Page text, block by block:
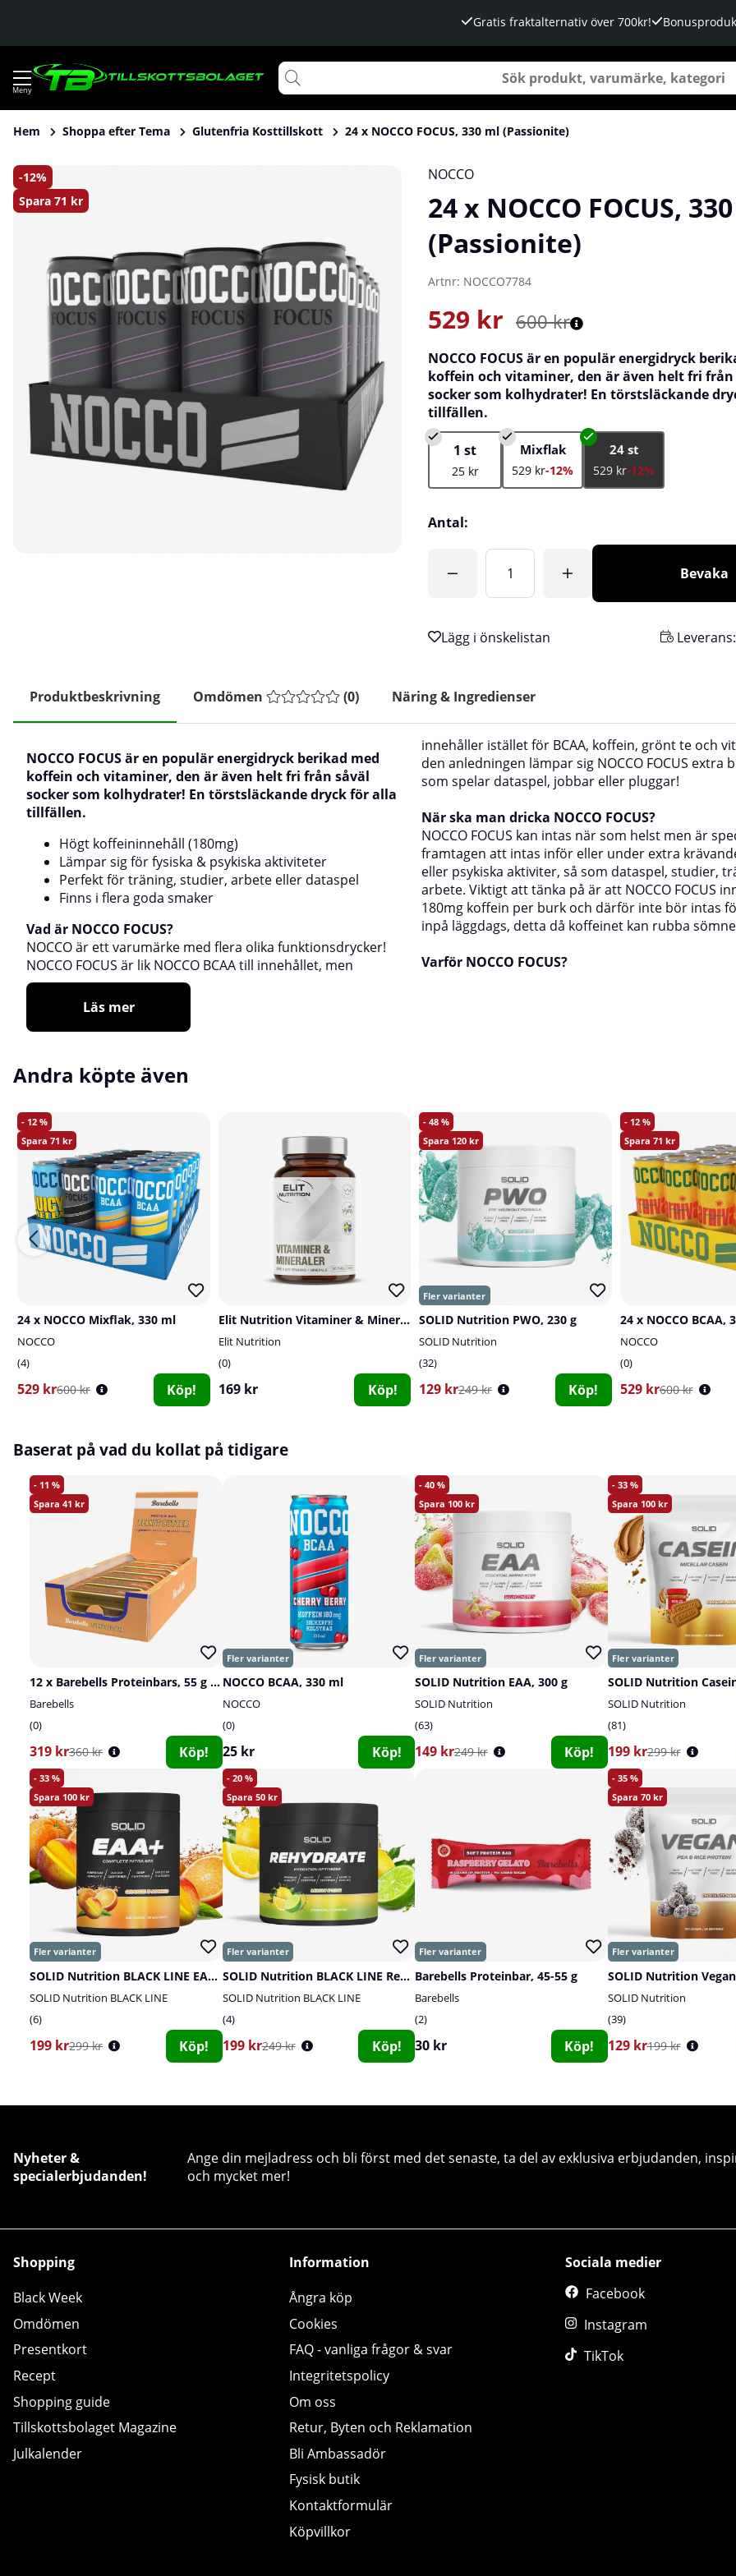
Gratis fraktalternativ över 700kr!
Hem Shoppa efter Tema Glutenfria Kosttillskott 24 x NOCCO FOCUS, 330 ml (Passionite)
12
Spara 71 kr
Produktbilder 24 x NOCCO FOCUS, 330 ml (Passionite) NOCCO
24 x NOCCO FOCUS,
(Passionite)
Artnr: NOCCO7784
600kr
529 kr
NOCCO FOCUS är en populär energidryck
koffein och vitaminer, den är även helt fri från
socker som kolhydrater! En törstsläckande
tillfällen.
1 st
25 kr
Mixflak
529 kr-12%
24 st
529 kr-12%
Antal:
Bevaka
Leverans:
Produktbeskrivning Omdömen (0) Näring & Ingredienser
NOCCO FOCUS är en populär energidryck berikad med
koffein och vitaminer, den är även helt fri från såväl
socker som kolhydrater! En törstsläckande dryck för alla
tillfällen.
Högt koffeininnehåll (180mg)
Lämpar sig för fysiska & psykiska aktiviteter
Perfekt för träning, studier, arbete eller dataspel
Finns i flera goda smaker
Vad är NOCCO FOCUS?
NOCCOär ett varumärke med flera olika funktionsdrycker!
NOCCO FOCUS är lik NOCCO BCAA till innehållet, men
innehåller istället för BCAA, koffein, grönt te och
den anledningen lämpar sig NOCCO FOCUS extra
som spelar dataspel, jobbar eller pluggar!
När ska man dricka NOCCO FOCUS?
NOCCO FOCUS kan intas när som helst men är
framtagen att intas inför eller under extra
eller psykiska aktiviter, så som dataspel, studier,
arbete. Viktigt att tänka på är att NOCCO FOCUS
180mg koffein per burk och därför inte bör intas
inpå läggdags, detta då koffeinet kan rubba
Varför NOCCO FOCUS?
Läs mer
Andra köpte även
12
71
24 x NOCCO Mixflak, 330 ml
NOCCO
4
529 kr600 kr Köp!
Elit Nutrition Vitaminer & Mineraler, 90 tabs
Elit Nutrition
0
169 kr Köp!
48
120
SOLID Nutrition PWO, 230 g
SOLID Nutrition
32
129 kr249 kr Köp!
12
71
NOCCO
0
529 kr600 kr
Baserat på vad du kollat på tidigare
11
41
12 x Barebells Proteinbars, 55 g (Peanut Butter)
Barebells
0
319 kr360 kr Köp!
NOCCO BCAA, 330 ml
NOCCO
0
25 kr Köp!
40
100
SOLID Nutrition EAA, 300 g
SOLID Nutrition
63
149 kr249 kr Köp!
33
100
SOLID Nutrition
SOLID Nutrition
81
199 kr299 kr
33
100
SOLID Nutrition BLACK LINE EAA+, 440 g
SOLID Nutrition BLACK LINE
6
199 kr299 kr Köp!
20
50
SOLID Nutrition BLACK LINE Rehydrate, 270 g
SOLID Nutrition BLACK LINE
4
199 kr249 kr Köp!
Barebells Proteinbar, 45-55 g
Barebells
2
30 kr Köp!
35
70
SOLID Nutrition
SOLID Nutrition
39
129 kr199 kr
Nyheter &
specialerbjudanden!
Ange din mejladress och bli först med det senaste, ta del av exklusiva erbjudanden,
och mycket mer!
Shopping
Black Week
Omdömen
Presentkort
Recept
Shopping guide
Tillskottsbolaget Magazine
Julkalender
Information
Ångra köp
Cookies
FAQ - vanliga frågor & svar
Integritetspolicy
Om oss
Retur, Byten och Reklamation
Bli Ambassadör
Fysisk butik
Kontaktformulär
Köpvillkor
Sociala medier
Facebook
Instagram
TikTok